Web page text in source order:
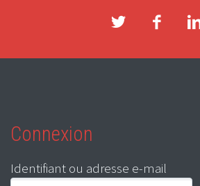
Connexion
Identifiant ou adresse e-mail